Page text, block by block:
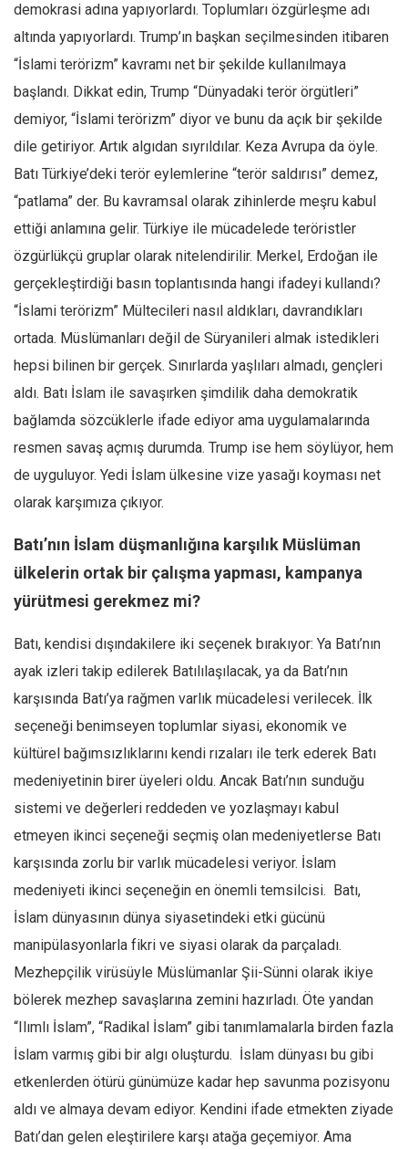
demokrasi adına yapıyorlardı. Toplumları özgürleşme adı
altında yapıyorlardı. Trump’ın başkan seçilmesinden itibaren
“İslami terörizm” kavramı net bir şekilde kullanılmaya
başlandı. Dikkat edin, Trump “Dünyadaki terör örgütleri”
demiyor, “İslami terörizm” diyor ve bunu da açık bir şekilde
dile getiriyor. Artık algıdan sıyrıldılar. Keza Avrupa da öyle.
Batı Türkiye’deki terör eylemlerine “terör saldırısı” demez,
“patlama” der. Bu kavramsal olarak zihinlerde meşru kabul
ettiği anlamına gelir. Türkiye ile mücadelede teröristler
özgürlükçü gruplar olarak nitelendirilir. Merkel, Erdoğan ile
gerçekleştirdiği basın toplantısında hangi ifadeyi kullandı?
“İslami terörizm” Mültecileri nasıl aldıkları, davrandıkları
ortada. Müslümanları değil de Süryanileri almak istedikleri
hepsi bilinen bir gerçek. Sınırlarda yaşlıları almadı, gençleri
aldı. Batı İslam ile savaşırken şimdilik daha demokratik
bağlamda sözcüklerle ifade ediyor ama uygulamalarında
resmen savaş açmış durumda. Trump ise hem söylüyor, hem
de uyguluyor. Yedi İslam ülkesine vize yasağı koyması net
olarak karşımıza çıkıyor.
Batı’nın İslam düşmanlığına karşılık Müslüman
ülkelerin ortak bir çalışma yapması, kampanya
yürütmesi gerekmez mi?
Batı, kendisi dışındakilere iki seçenek bırakıyor: Ya Batı’nın
ayak izleri takip edilerek Batılılaşılacak, ya da Batı’nın
karşısında Batı’ya rağmen varlık mücadelesi verilecek. İlk
seçeneği benimseyen toplumlar siyasi, ekonomik ve
kültürel bağımsızlıklarını kendi rızaları ile terk ederek Batı
medeniyetinin birer üyeleri oldu. Ancak Batı’nın sunduğu
sistemi ve değerleri reddeden ve yozlaşmayı kabul
etmeyen ikinci seçeneği seçmiş olan medeniyetlerse Batı
karşısında zorlu bir varlık mücadelesi veriyor. İslam
medeniyeti ikinci seçeneğin en önemli temsilcisi. Batı,
İslam dünyasının dünya siyasetindeki etki gücünü
manipülasyonlarla fikri ve siyasi olarak da parçaladı.
Mezhepçilik virüsüyle Müslümanlar Şii-Sünni olarak ikiye
bölerek mezhep savaşlarına zemini hazırladı. Öte yandan
“Ilımlı İslam”, “Radikal İslam” gibi tanımlamalarla birden fazla
İslam varmış gibi bir algı oluşturdu. İslam dünyası bu gibi
etkenlerden ötürü günümüze kadar hep savunma pozisyonu
aldı ve almaya devam ediyor. Kendini ifade etmekten ziyade
Batı’dan gelen eleştirilere karşı atağa geçemiyor. Ama